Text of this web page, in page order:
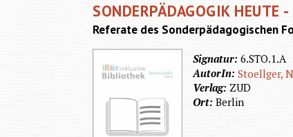
SONDERPÄDAGOGIK HEUTE
Referate des Sonderpädagogischen
Signatur:6.STO.1.A
AutorIn:Stoellger,
Verlag: ZUD
Ort:Berlin